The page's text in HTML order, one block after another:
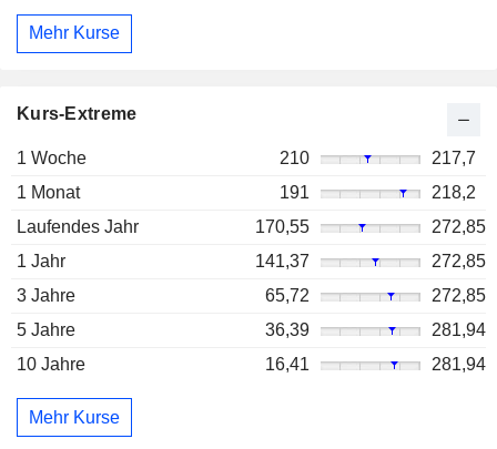
Mehr Kurse
Kurs-Extreme
1 Woche 210
217,7
1 Monat
191
218,2
Laufendes Jahr
170,55
272,85
1 Jahr
141,37
272,85
3 Jahre
65,72
272,85
5 Jahre
36,39
281,94
10 Jahre
16,41 281,94
Mehr Kurse